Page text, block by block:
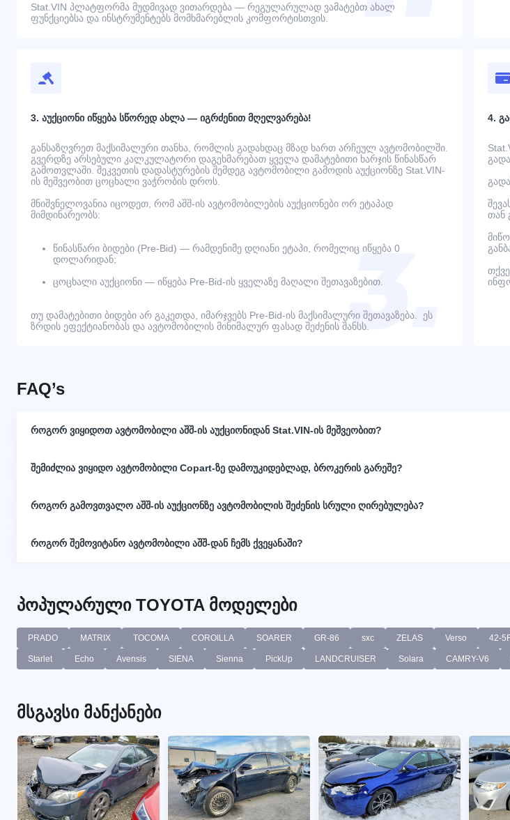
Stat.VIN პლატფორმა მუდმივად ვითარდება — რეგულარულად ვამატებთ ახალ
ფუნქციებსა და ინსტრუმენტებს მომხმარებლის კომფორტისთვის.
3. აუქციონი იწყება სწორედ ახლა — იგრძენით მღელვარება!
განსაზღვრეთ მაქსიმალური თანხა, რომლის გადახდაც მზად ხართ არჩეულ ავტომობილში.
გვერდზე არსებული კალკულატორი დაგეხმარებათ ყველა დამატებითი ხარჯის წინასწარ
გამოთვლაში. შეკვეთის დადასტურების შემდეგ ავტომობილი გამოდის აუქციონზე Stat.VIN-
ის მეშვეობით ცოცხალი ვაჭრობის დროს.
მნიშვნელოვანია იცოდეთ, რომ აშშ-ის ავტომობილების აუქციონები ორ ეტაპად
მიმდინარეობს:
წინასწარი ბიდები (Pre-Bid) — რამდენიმე დღიანი ეტაპი, რომელიც იწყება 0
დოლარიდან;
ცოცხალი აუქციონი — იწყება Pre-Bid-ის ყველაზე მაღალი შეთავაზებით.
თუ დამატებითი ბიდები არ გაკეთდა, იმარჯვებს Pre-Bid-ის მაქსიმალური შეთავაზება. ეს
ზრდის ეფექტიანობას და ავტომობილის მინიმალურ ფასად შეძენის შანსს.
4.
თან
FAQ’s
როგორ ვიყიდოთ ავტომობილი აშშ-ის აუქციონიდან Stat.VIN-ის მეშვეობით?
შემიძლია ვიყიდო ავტომობილი Copart-ზე დამოუკიდებლად, ბროკერის გარეშე?
როგორ გამოვთვალო აშშ-ის აუქციონზე ავტომობილის შეძენის სრული ღირებულება?
როგორ შემოვიტანო ავტომობილი აშშ-დან ჩემს ქვეყანაში?
პოპულარული TOYOTA მოდელები
PRADO MATRIX TOCOMA COROILLA SOARER GR-86 sxc ZELAS Verso 42-
Starlet Echo Avensis SIENA Sienna PickUp LANDCRUISER Solara CAMRY-V6
მსგავსი მანქანები